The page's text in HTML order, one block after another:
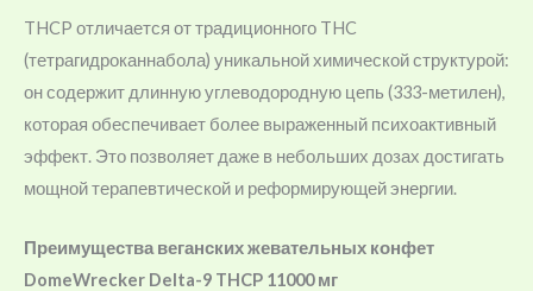
THCP отличается от традиционного THC
(тетрагидроканнабола) уникальной химической структурой:
он содержит длинную углеводородную цепь (333-метилен),
которая обеспечивает более выраженный психоактивный
эффект. Это позволяет даже в небольших дозах достигать
мощной терапевтической и реформирующей энергии.
Преимущества веганских жевательных конфет
DomeWrecker Delta-9 THCP 11000 мг